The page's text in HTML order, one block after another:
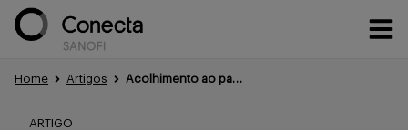
Home Artigos Acolhimento ao paciente cardiológico na farmácia: o que saber, como agir e orientar
ARTIGO